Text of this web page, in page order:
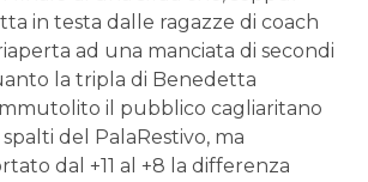
in testa dalle ragazze di coach
ad una manciata di secondi
la tripla di Benedetta
il pubblico cagliaritano
del PalaRestivo, ma
dal +11 al +8 la differenza